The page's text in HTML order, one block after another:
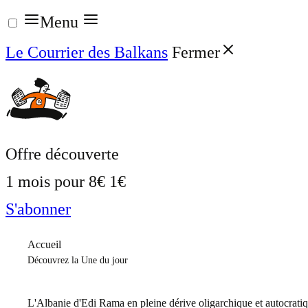
Aller
au
contenu
Menu
Le Courrier des Balkans Fermer
Offre découverte
1 mois pour 8€ 1€
S'abonner
Accueil
Découvrez la Une du jour
L'Albanie d'Edi Rama en pleine dérive oligarchique et